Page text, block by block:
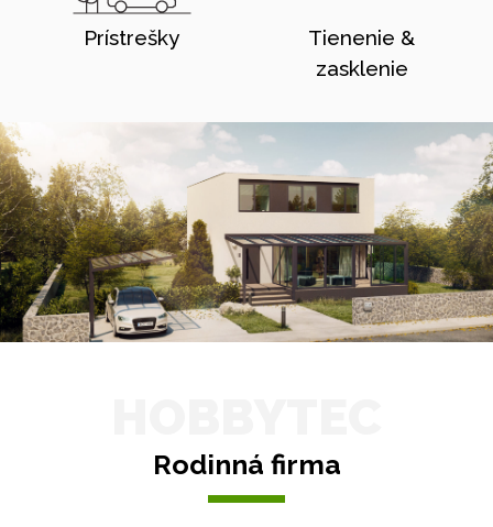
Prístrešky
Tienenie &
zasklenie
Rodinná firma